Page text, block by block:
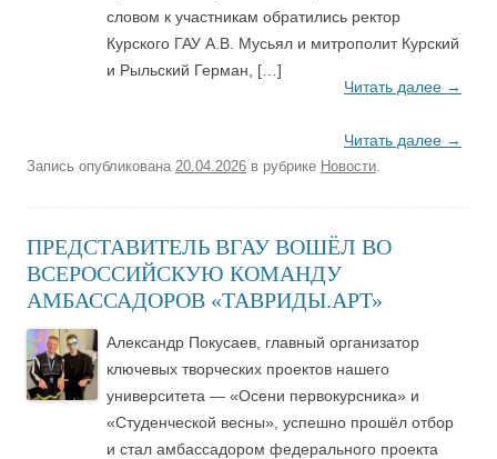
словом к участникам обратились ректор
Курского ГАУ А.В. Мусьял и митрополит Курский
и Рыльский Герман, […]
Читать далее →
Читать далее →
Запись опубликована 20.04.2026 в рубрике Новости
ПРЕДСТАВИТЕЛЬ ВГАУ ВОШЁЛ ВО
ВСЕРОССИЙСКУЮ КОМАНДУ
АМБАССАДОРОВ «ТАВРИДЫ.АРТ»
Александр Покусаев, главный организатор
ключевых творческих проектов нашего
университета — «Осени первокурсника» и
«Студенческой весны», успешно прошёл отбор
и стал амбассадором федерального проекта